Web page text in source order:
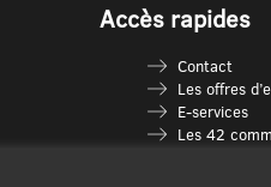
Accès rapides
Contact
Les offres
E-services
Les 42